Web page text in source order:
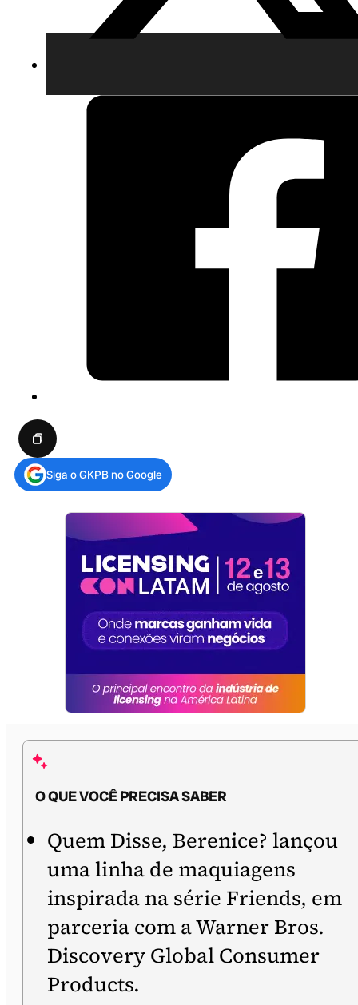
Siga o GKPB no Google
O QUE VOCÊ PRECISA SABER
Quem Disse, Berenice? lançou
uma linha de maquiagens
inspirada na série Friends, em
parceria com a Warner Bros.
Discovery Global Consumer
Products.